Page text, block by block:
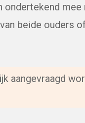
ondertekend mee
beide ouders
aangevraagd